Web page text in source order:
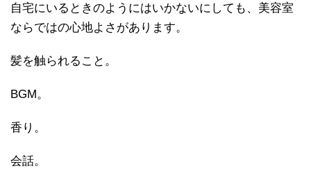
自宅にいるときのようにはいかないにしても、美容室
ならではの心地よさがあります。
髪を触られること。
BGM。
香り。
会話。